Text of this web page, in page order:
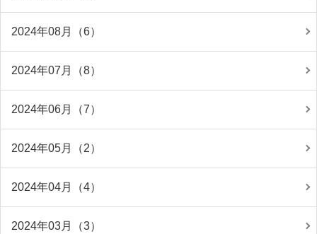
2024年08月（6）
2024年07月（8）
2024年06月（7）
2024年05月（2）
2024年04月（4）
2024年03月（3）